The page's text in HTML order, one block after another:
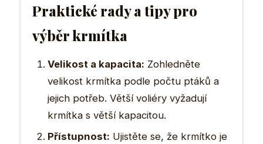
Praktické rady a tipy pro
výběr krmítka
Velikost a kapacita: Zohledněte
velikost krmítka podle počtu ptáků a
jejich potřeb. Větší voliéry vyžadují
krmítka s větší kapacitou.
Přístupnost: Ujistěte se, že krmítko je